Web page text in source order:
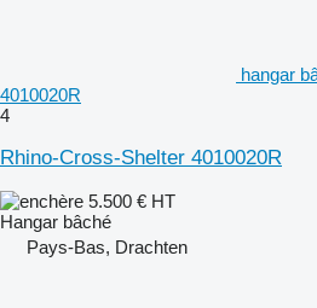
hangar
4010020R
4
Rhino-Cross-Shelter 4010020R
5.500 € HT
Hangar bâché
Pays-Bas, Drachten